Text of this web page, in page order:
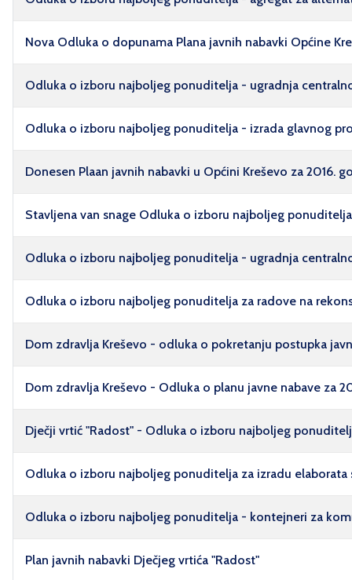
Nova Odluka o dopunama Plana javnih nabavki Općine
Odluka o izboru najboljeg ponuditelja - ugradnja
Odluka o izboru najboljeg ponuditelja - izrada glavnog
Donesen Plaan javnih nabavki u Općini Kreševo za 2016.
Stavljena van snage Odluka o izboru najboljeg
Odluka o izboru najboljeg ponuditelja - ugradnja
Odluka o izboru najboljeg ponuditelja za radove na
Dom zdravlja Kreševo - odluka o pokretanju postupka
Dom zdravlja Kreševo - Odluka o planu javne nabave za
Dječji vrtić "Radost" - Odluka o izboru najboljeg
Odluka o izboru najboljeg ponuditelja za izradu
Odluka o izboru najboljeg ponuditelja - kontejneri za
Plan javnih nabavki Dječjeg vrtića "Radost"